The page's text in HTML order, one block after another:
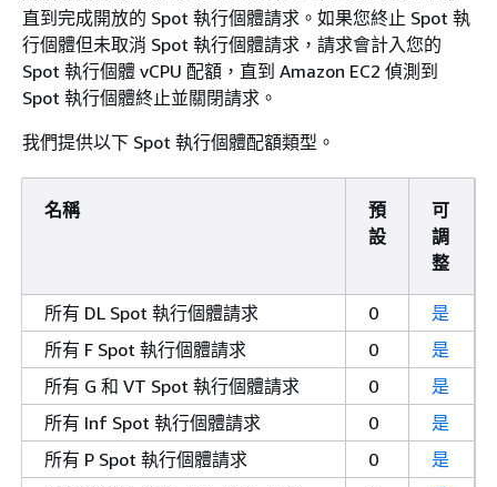
直到完成開放的 Spot 執行個體請求。如果您終止 Spot 執
行個體但未取消 Spot 執行個體請求，請求會計入您的
Spot 執行個體 vCPU 配額，直到 Amazon EC2 偵測到
Spot 執行個體終止並關閉請求。
我們提供以下 Spot 執行個體配額類型。
名稱
預
設
可
調
整
所有 DL Spot 執行個體請求 0
是
所有 F Spot 執行個體請求
0
是
所有 G 和 VT Spot 執行個體請求
0
是
所有 Inf Spot 執行個體請求
0
是
所有 P Spot 執行個體請求
0
是